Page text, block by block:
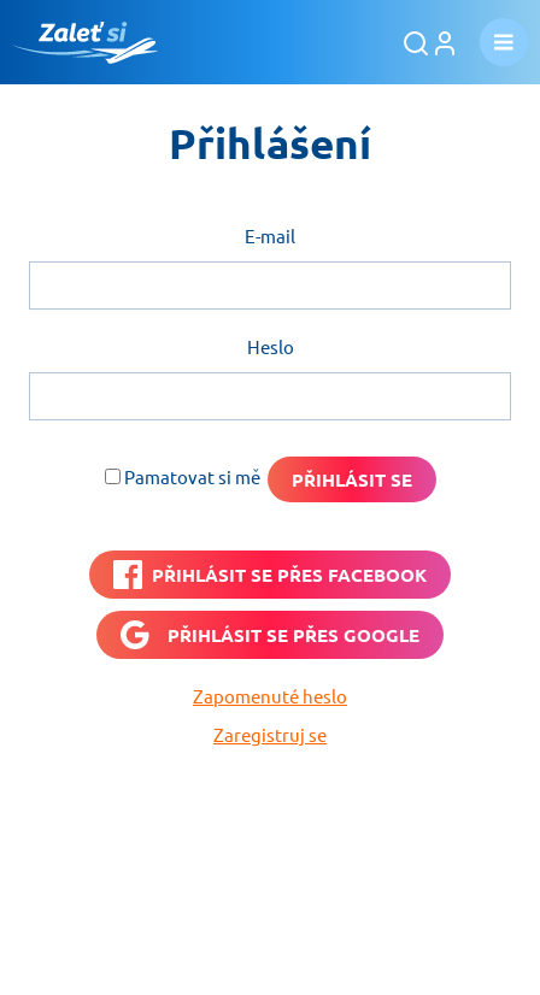
Přihlášení
E-mail
Heslo
Pamatovat si mě
PŘIHLÁSIT SE PŘES FACEBOOK
PŘIHLÁSIT SE PŘES GOOGLE
Zapomenuté heslo
Zaregistruj se